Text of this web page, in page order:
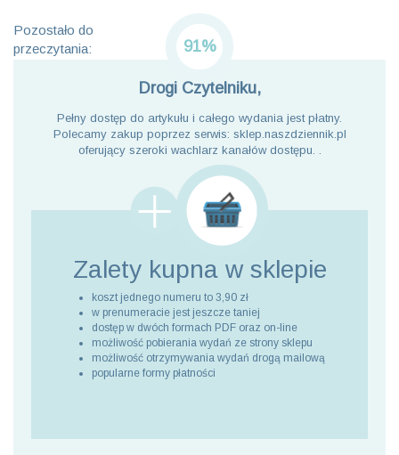
Pozostało do
przeczytania:
91%
Drogi Czytelniku,
Pełny dostęp do artykułu i całego wydania jest płatny.
Polecamy zakup poprzez serwis: sklep.naszdziennik.pl
oferujący szeroki wachlarz kanałów dostępu. .
Zalety kupna w sklepie
koszt jednego numeru to 3,90 zł
w prenumeracie jest jeszcze taniej
dostęp w dwóch formach PDF oraz on-line
możliwość pobierania wydań ze strony sklepu
możliwość otrzymywania wydań drogą mailową
popularne formy płatności